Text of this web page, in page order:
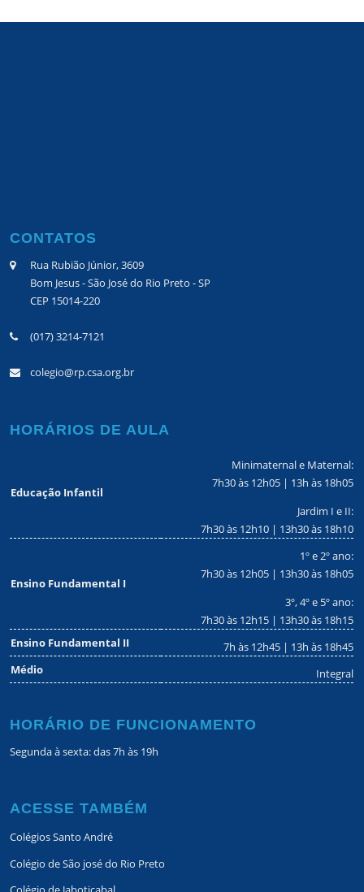
CONTATOS
Rua Rubião Júnior, 3609
Bom Jesus - São José do Rio Preto - SP
CEP 15014-220
(017) 3214-7121
colegio@rp.csa.org.br
HORÁRIOS DE AULA
Educação Infantil
Minimaternal e Maternal:
7h30 às 12h05 | 13h às 18h05
Jardim I e II:
7h30 às 12h10 | 13h30 às 18h10
Ensino Fundamental I
1º e 2º ano:
7h30 às 12h05 | 13h30 às 18h05
3º, 4º e 5º ano:
7h30 às 12h15 | 13h30 às 18h15
Ensino Fundamental II
7h às 12h45 | 13h às 18h45
Médio
Integral
HORÁRIO DE FUNCIONAMENTO
Segunda à sexta: das 7h às 19h
ACESSE TAMBÉM
Colégios Santo André
Colégio de São josé do Rio Preto